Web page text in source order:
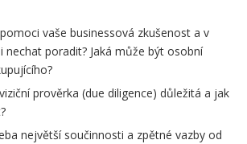
vaše businessová zkušenost a v
nechat poradit? Jaká může být osobní
prověrka (due diligence) důležitá a jak
největší součinnosti a zpětné vazby od